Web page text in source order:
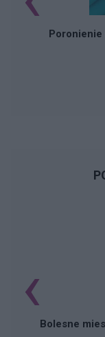
Bolesne
‹